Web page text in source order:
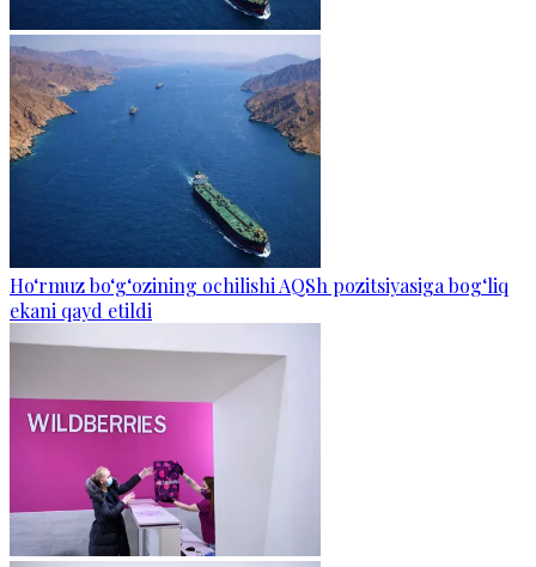
Ho‘rmuz bo‘g‘ozining ochilishi AQSh pozitsiyasiga bog‘liq
ekani qayd etildi